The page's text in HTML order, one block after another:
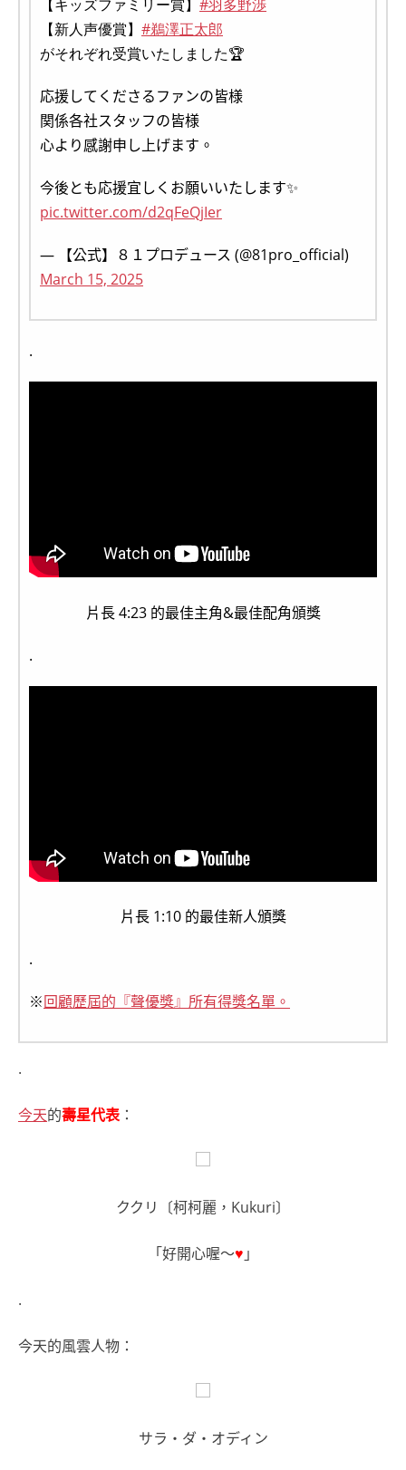
【キッズファミリー賞】 #羽多野渉
【新人声優賞】 #鵜澤正太郎
がそれぞれ受賞いたしました🏆
応援してくださるファンの皆様
関係各社スタッフの皆様
心より感謝申し上げます。
今後とも応援宜しくお願いいたします✨
pic.twitter.com/d2qFeQjIer
— 【公式】８１プロデュース (@81pro_official)
March 15, 2025
.
片長 4:23 的最佳主角&最佳配角頒獎
.
片長 1:10 的最佳新人頒獎
.
※回顧歷屆的『聲優獎』所有得獎名單。
.
今天的壽星代表：
ククリ〔柯柯麗，Kukuri〕
「好開心喔～♥ 」
.
今天的風雲人物：
サラ・ダ・オディン